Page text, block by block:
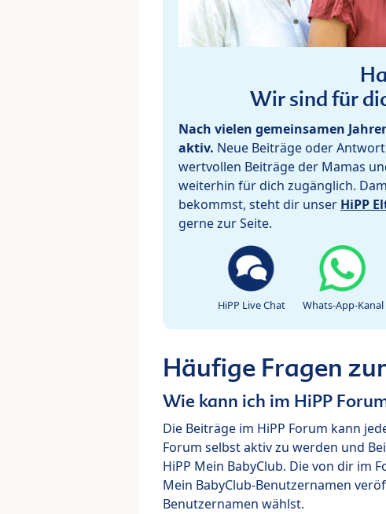
Wir sind für
Nach vielen gemeinsamen
aktiv. Neue Beiträge oder
wertvollen Beiträge der Mamas
weiterhin für dich zugänglich.
bekommst, steht dir unser HiPP
gerne zur Seite.
HiPP Live Chat Whats-App-Kanal
Häufige Fragen
Wie kann ich im HiPP
Die Beiträge im HiPP Forum kann
Forum selbst aktiv zu werden und
HiPP Mein BabyClub. Die von dir im
Mein BabyClub-Benutzernamen
Benutzernamen wählst.